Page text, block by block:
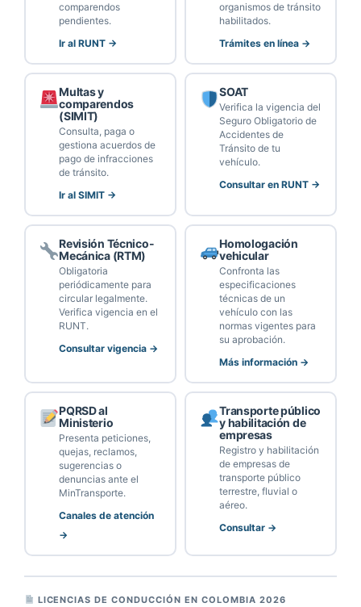
comparendos
pendientes.
Ir al RUNT →
organismos de tránsito
habilitados.
Trámites en línea →
Multas y
comparendos
(SIMIT)
Consulta, paga o
gestiona acuerdos de
pago de infracciones
de tránsito.
Ir al SIMIT →
SOAT
Verifica la vigencia del
Seguro Obligatorio de
Accidentes de
Tránsito de tu
vehículo.
Consultar en RUNT →
Revisión Técnico-
Mecánica (RTM)
Obligatoria
periódicamente para
circular legalmente.
Verifica vigencia en el
RUNT.
Consultar vigencia →
Homologación
vehicular
Confronta las
especificaciones
técnicas de un
vehículo con las
normas vigentes para
su aprobación.
Más información →
PQRSD al
Ministerio
Presenta peticiones,
quejas, reclamos,
sugerencias o
denuncias ante el
MinTransporte.
Canales de atención
→
Transporte público
y habilitación de
empresas
Registro y habilitación
de empresas de
transporte público
terrestre, fluvial o
aéreo.
Consultar →
LICENCIAS DE CONDUCCIÓN EN COLOMBIA 2026